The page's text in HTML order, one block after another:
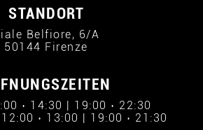
STANDORT
Belfiore, 6/A
50144 Firenze
› 14:30 | 19:00 › 22:30
› 13:00 | 19:00 › 21:30